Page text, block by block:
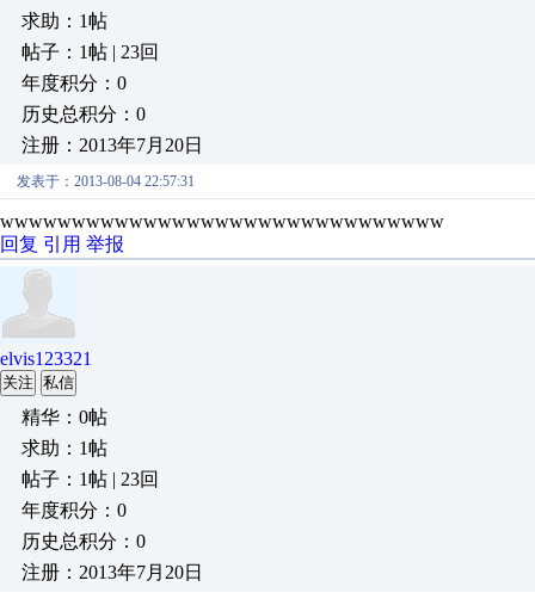
求助：1帖
帖子：1帖 | 23回
年度积分：0
历史总积分：0
注册：2013年7月20日
发表于：2013-08-04 22:57:31
wwwwwwwwwwwwwwwwwwwwwwwwwwwwwww
回复 引用 举报
elvis123321
关注 私信
精华：0帖
求助：1帖
帖子：1帖 | 23回
年度积分：0
历史总积分：0
注册：2013年7月20日